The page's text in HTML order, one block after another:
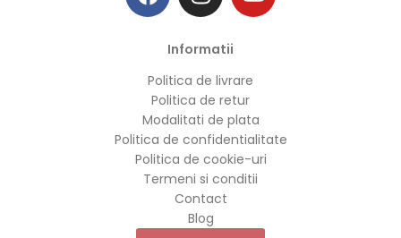
Informatii
Politica de livrare
Politica de retur
Modalitati de plata
Politica de confidentialitate
Politica de cookie-uri
Termeni si conditii
Contact
Blog